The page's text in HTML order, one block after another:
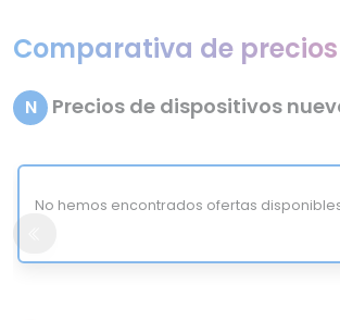
Comparativa de precios
N Precios de dispositivos
No hemos encontrados ofertas